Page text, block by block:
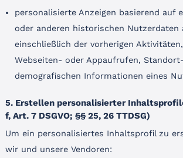
personalisierte Anzeigen basierend auf
oder anderen historischen Nutzerdaten
einschließlich der vorherigen
Webseiten- oder Appaufrufen,
demografischen Informationen eines
5. Erstellen personalisierter
f, Art. 7 DSGVO; §§ 25, 26 TTDSG)
Um ein personalisiertes Inhaltsprofil zu
wir und unsere Vendoren: